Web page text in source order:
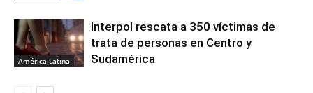
América Latina
Interpol rescata a 350 víctimas de
trata de personas en Centro y
Sudamérica